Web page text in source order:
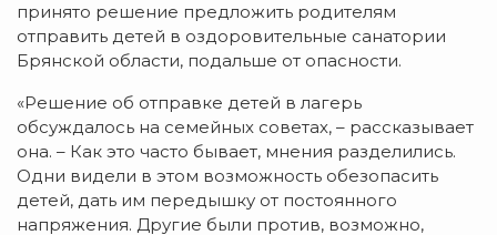
принято решение предложить родителям
отправить детей в оздоровительные санатории
Брянской области, подальше от опасности.
«Решение об отправке детей в лагерь
обсуждалось на семейных советах, – рассказывает
она. – Как это часто бывает, мнения разделились.
Одни видели в этом возможность обезопасить
детей, дать им передышку от постоянного
напряжения. Другие были против, возможно,